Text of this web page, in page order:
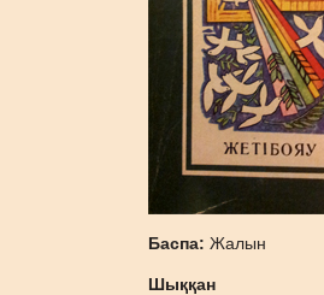
Баспа:Жалын
Шыққан